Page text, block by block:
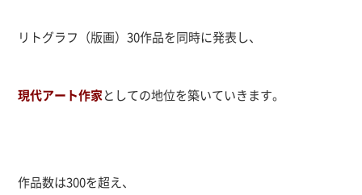
リトグラフ（版画）30作品を同時に発表し、
現代アート作家としての地位を築いていきます。
作品数は300を超え、